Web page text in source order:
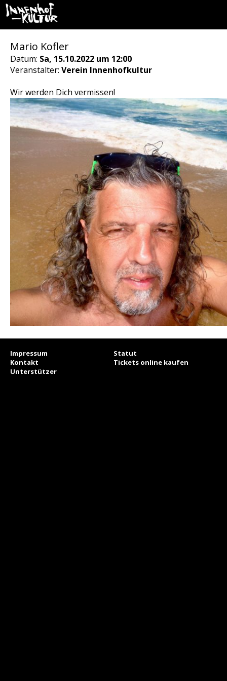
Mario Kofler
Datum: Sa, 15.10.2022 um 12:00
Veranstalter: Verein Innenhofkultur
Wir werden Dich vermissen!
Impressum
Statut
Kontakt
Tickets online kaufen
Unterstützer